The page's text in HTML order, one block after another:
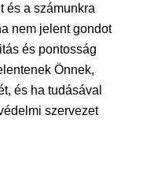
és a számunkra
nem jelent gondot
és pontosság
Önnek,
és ha tudásával
szervezet